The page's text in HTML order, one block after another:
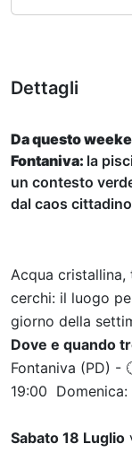
Dettagli
Da questo
Fontaniva: la
un contesto
dal caos
Acqua
cerchi: il luogo
giorno della
Dove e quando
Fontaniva (PD) -
19:00 Domenica:
Sabato 18 Luglio